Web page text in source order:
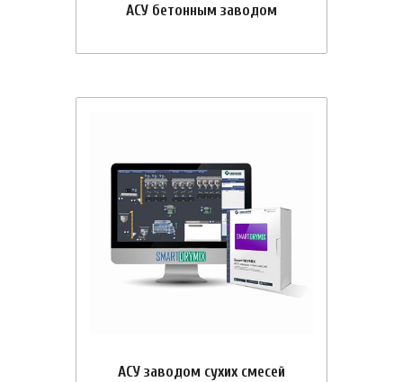
АСУ бетонным заводом
АСУ заводом сухих смесей